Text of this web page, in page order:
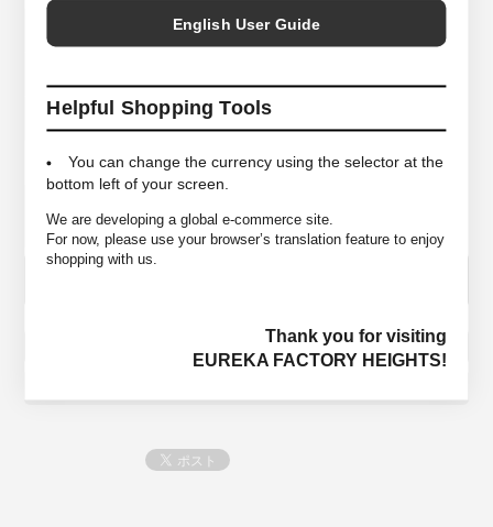
English User Guide
Helpful Shopping Tools
You can change the currency using the selector at the
bottom left of your screen.
We are developing a global e-commerce site.
For now, please use your browser’s translation feature to enjoy
shopping with us.
Thank you for visiting
EUREKA FACTORY HEIGHTS!
Free ＜クラウン高さ11cm/ブリム幅7.5cm＞
MATELIALS Angora 60% Wool 40% (Adjuster : Cotton 100%)
この商品のお問い合わせ